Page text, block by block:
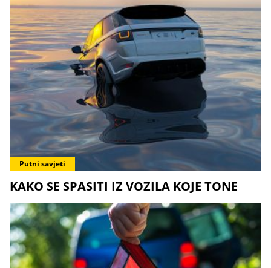
Putni savjeti
KAKO SE SPASITI IZ VOZILA KOJE TONE